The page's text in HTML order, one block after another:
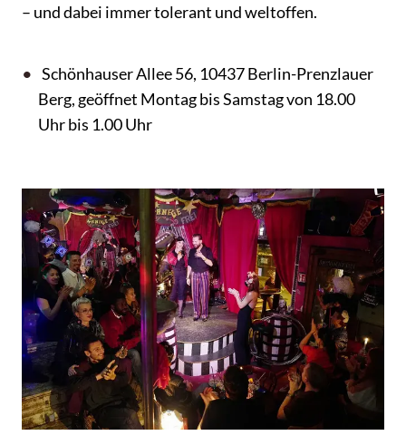
– und dabei immer tolerant und weltoffen.
Schönhauser Allee 56, 10437 Berlin-Prenzlauer
Berg, geöffnet Montag bis Samstag von 18.00
Uhr bis 1.00 Uhr